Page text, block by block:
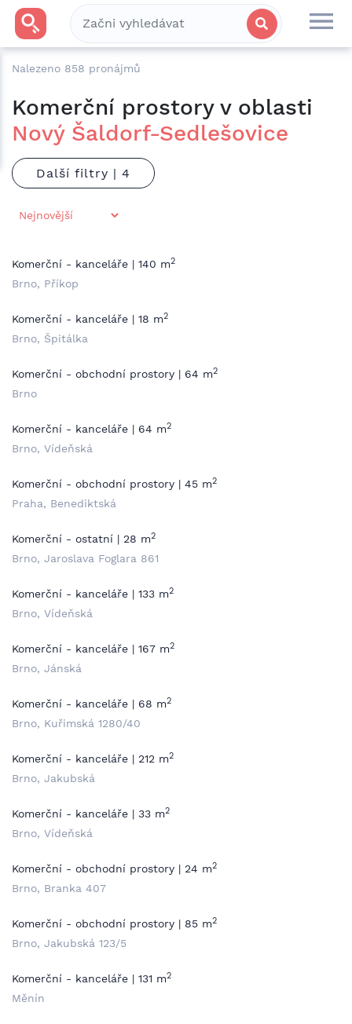
Nalezeno 858 pronájmů
Komerční prostory v oblasti
Nový Šaldorf-Sedlešovice
Další filtry |
Komerční - kanceláře | 140 m2
Brno, Příkop
Komerční - kanceláře | 18 m2
Brno, Špitálka
Komerční - obchodní prostory | 64 m2
Brno
Komerční - kanceláře | 64 m2
Brno, Vídeňská
Komerční - obchodní prostory | 45 m2
Praha, Benediktská
Komerční - ostatní | 28 m2
Brno, Jaroslava Foglara 861
Komerční - kanceláře | 133 m2
Brno, Vídeňská
Komerční - kanceláře | 167 m2
Brno, Jánská
Komerční - kanceláře | 68 m2
Brno, Kuřimská 1280/40
Komerční - kanceláře | 212 m2
Brno, Jakubská
Komerční - kanceláře | 33 m2
Brno, Vídeňská
Komerční - obchodní prostory | 24 m2
Brno, Branka 407
Komerční - obchodní prostory | 85 m2
Brno, Jakubská 123/5
Komerční - kanceláře | 131 m2
Měnín